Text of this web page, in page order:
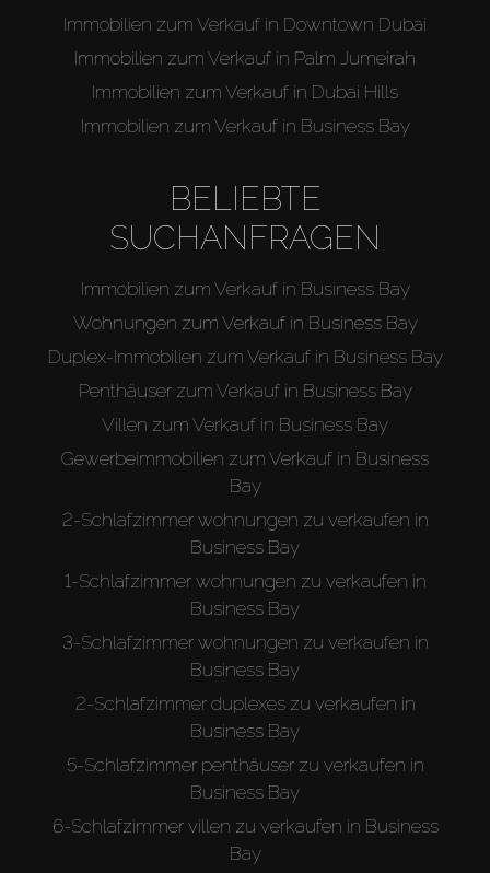
Verkaufen
Off-Plan
Agenten
About Us
Immobilien zum Verkauf in Downtown Dubai
Immobilien zum Verkauf in Palm Jumeirah
Immobilien zum Verkauf in Dubai Hills
Immobilien zum Verkauf in Business Bay
BELIEBTE
SUCHANFRAGEN
Immobilien zum Verkauf in Business Bay
Wohnungen zum Verkauf in Business Bay
Duplex-Immobilien zum Verkauf in Business Bay
Penthäuser zum Verkauf in Business Bay
Villen zum Verkauf in Business Bay
Gewerbeimmobilien zum Verkauf in Business
Bay
2-Schlafzimmer wohnungen zu verkaufen in
Business Bay
1-Schlafzimmer wohnungen zu verkaufen in
Business Bay
3-Schlafzimmer wohnungen zu verkaufen in
Business Bay
2-Schlafzimmer duplexes zu verkaufen in
Business Bay
5-Schlafzimmer penthäuser zu verkaufen in
Business Bay
6-Schlafzimmer villen zu verkaufen in Business
Bay